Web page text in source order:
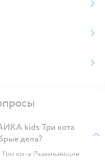
kids Три кота
дела?
кота Развивающие